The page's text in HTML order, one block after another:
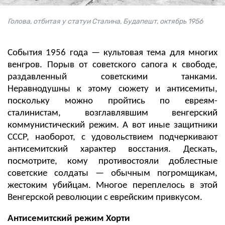
Голова, отбитая у статуи Сталина, Будапешт, октябрь 1956
События 1956 года — культовая тема для многих
венгров. Порыв от советского сапога к свободе,
раздавленный советскими танками.
Неравнодушны к этому сюжету и антисемиты,
поскольку можно пройтись по евреям-
сталинистам, возглавлявшим венгерский
коммунистический режим. А вот иные защитники
СССР, наоборот, с удовольствием подчеркивают
антисемитский характер восстания. Дескать,
посмотрите, кому противостояли доблестные
советские солдаты — обычным погромщикам,
жестоким убийцам. Многое переплелось в этой
Венгерской революции с еврейским привкусом.
Антисемитский режим Хорти